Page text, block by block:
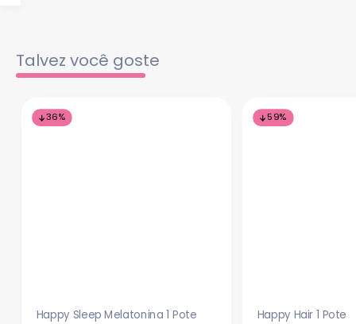
Talvez você goste
36%
Happy Sleep Melatonina 1 Pote
59%
Happy Hair 1 Pote